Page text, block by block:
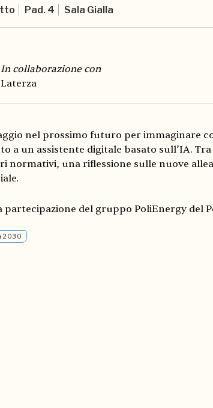
Pad. 4 Sala Gialla
In collaborazione con
Laterza
nel prossimo futuro per immaginare
a un assistente digitale basato sull’IA.
normativi, una riflessione sulle nuove
partecipazione del gruppo PoliEnergy del
2030